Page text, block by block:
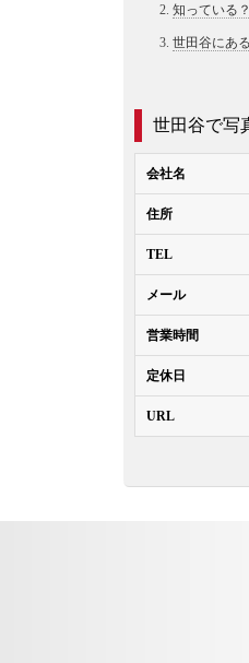
知っている
世田谷にあ
世田谷で写
会社名
住所
TEL
メール
営業時間
定休日
URL